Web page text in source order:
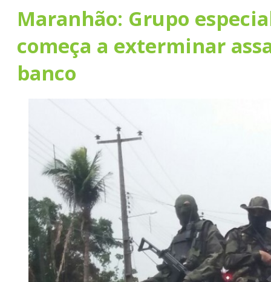
Maranhão: Grupo
começa a exterminar
banco